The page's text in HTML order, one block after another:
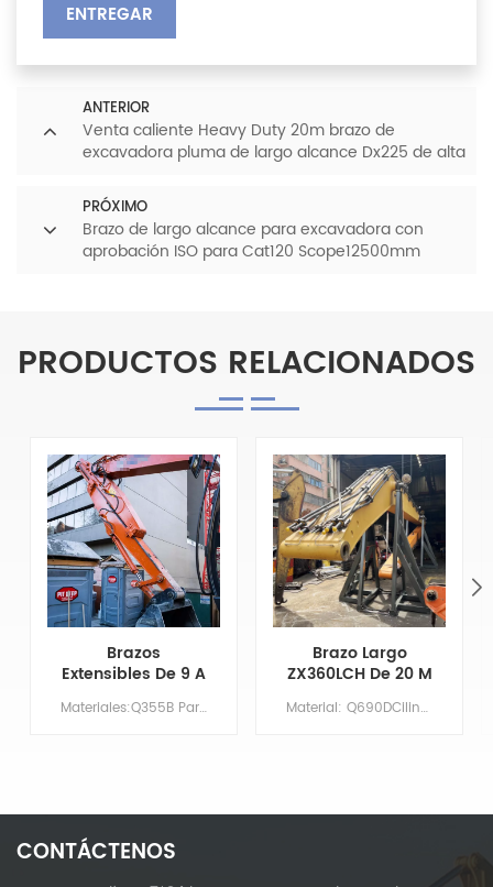
ENTREGAR
ANTERIOR
Venta caliente Heavy Duty 20m brazo de
excavadora pluma de largo alcance Dx225 de alta
PRÓXIMO
Brazo de largo alcance para excavadora con
aprobación ISO para Cat120 Scope12500mm
PRODUCTOS RELACIONADOS
Brazos
Extensibles De 9 A
14 Metros Para
Brazo De
Mejorada
Materiales:Q355B Par&aacute;metros principales Modelo CAT325-7 Longitud de la pluma XX Largo del brazo 9 Volumen del cuchar&oacute;n/m&sup3; 0,7 Contrapeso NO HAY NECESIDAD
Brazo Largo
ZX360LCH De 20 M
Con Cuchara
Niveladora Y Material: Q690DCilindro: Tamaño originalBoom: 11,37 MBrazo: 8,63 mCubo: 1,5 m³Imprimación/Recubrimiento: Imprimación rica en zinc aplicada mediante pulverización.
CONTÁCTENOS